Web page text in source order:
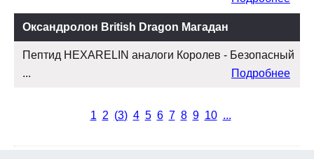
Оксандролон British Dragon Магадан
Пептид HEXARELIN аналоги Королев - Безопасный
...
Подробнее
1 2 (3) 4 5 6 7 8 9 10 ...